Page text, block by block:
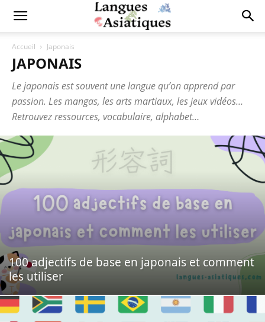
Accueil Japonais
JAPONAIS
Le japonais est souvent une langue qu’on apprend par
passion. Les mangas, les arts martiaux, les jeux vidéos…
Retrouvez ressources, vocabulaire, alphabet…
100 adjectifs de base en japonais et comment
les utiliser